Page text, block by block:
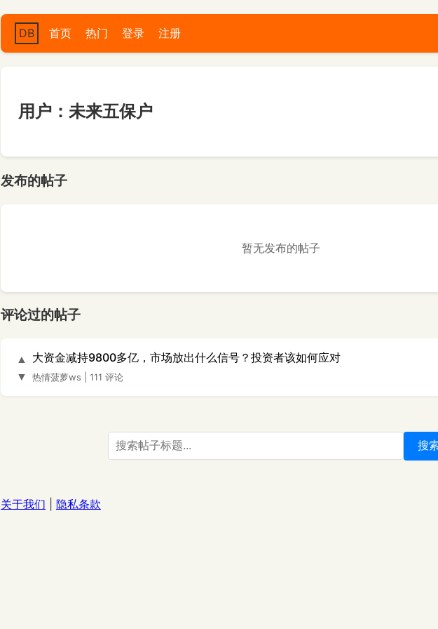
DB 首页 热门 登录 注册
用户：未来五保户
发布的帖子
暂无发布的帖子
评论过的帖子
▲
▼
大资金减持9800多亿，市场放出什么信号？投资者该如何应对
热情菠萝ws 111 评论
搜
关于我们 隐私条款